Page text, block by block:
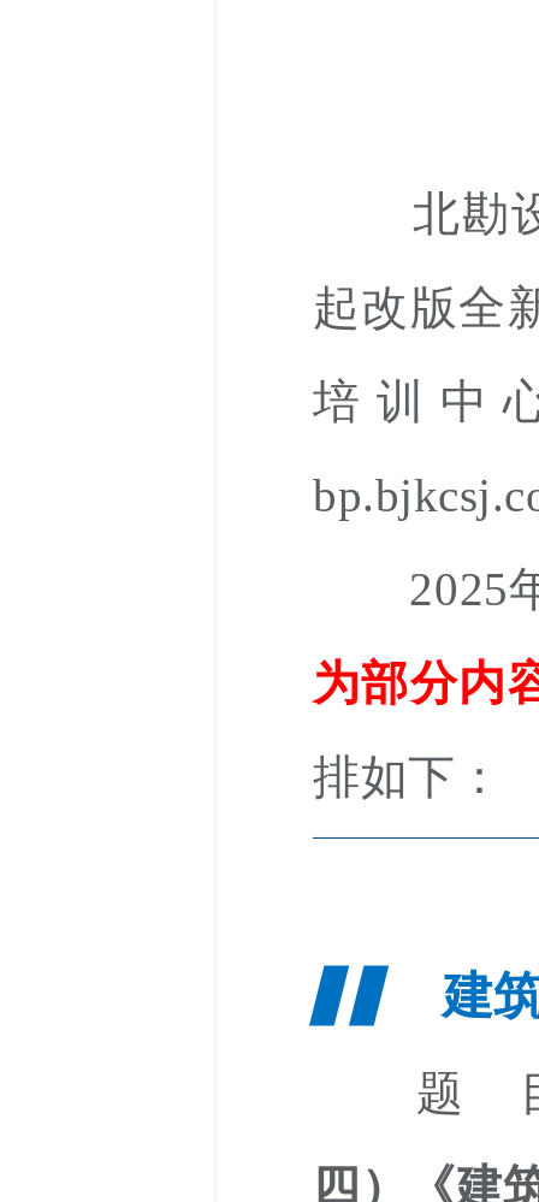
北勘设
起改版全
培训中
2025年
为部分内
排如下：
▋▋ 建
题
四）《建